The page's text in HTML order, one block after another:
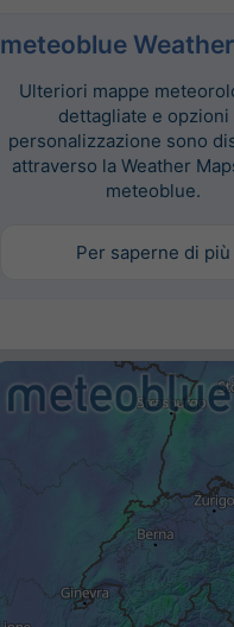
meteoblue
Ulteriori mappe
dettagliate e opzioni
personalizzazione sono
attraverso la Weather
meteoblue.
Per saperne di più